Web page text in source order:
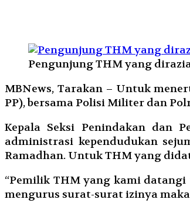
Pengunjung THM yang
MBNews, Tarakan – Untuk
PP), bersama Polisi Militer dan
Kepala Seksi Penindakan dan
administrasi kependudukan
Ramadhan. Untuk THM yang
“Pemilik THM yang kami
mengurus surat-surat izinya